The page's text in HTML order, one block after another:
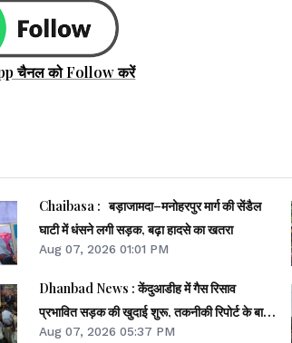
चैनल को Follow करें
Chaibasa : बड़ाजामदा–मनोहरपुर मार्ग की सेंडैल
घाटी में धंसने लगी सड़क, बढ़ा हादसे का खतरा
Aug 07, 2026 01:01 PM
Dhanbad News : केंदुआडीह में गैस रिसाव
प्रभावित सड़क की खुदाई शुरू, तकनीकी रिपोर्ट के बाद
होगा निर्णय
Aug 07, 2026 05:37 PM